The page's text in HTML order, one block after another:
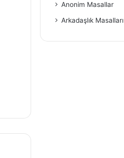
Anonim Masallar
Arkadaşlık Masalları